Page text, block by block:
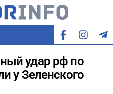
удар рф по
у Зеленского